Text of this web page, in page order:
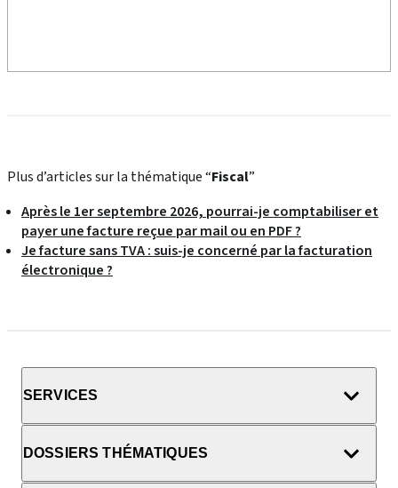
Plus d’articles sur la thématique “Fiscal”
Après le 1er septembre 2026, pourrai-je comptabiliser et
payer une facture reçue par mail ou en PDF ?
Je facture sans TVA : suis-je concerné par la facturation
électronique ?
SERVICES
DOSSIERS THÉMATIQUES